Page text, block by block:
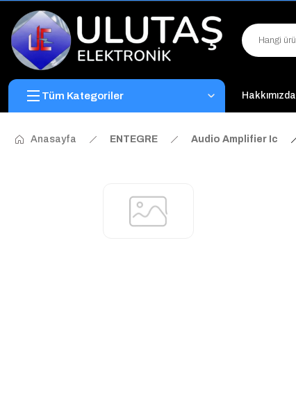
Tüm Kategoriler Hakkımızda
Anasayfa ENTEGRE Audio Amplifier Ic